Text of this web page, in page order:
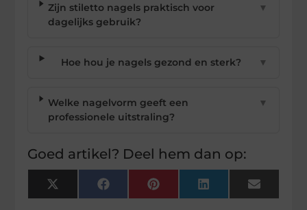
Zijn stiletto nagels praktisch voor
dagelijks gebruik?
▼
Hoe hou je nagels gezond en sterk? ▼
Welke nagelvorm geeft een
professionele uitstraling?
▼
Goed artikel? Deel hem dan op:
X
(Twitter)
FacebookPinterest LinkedIn Email